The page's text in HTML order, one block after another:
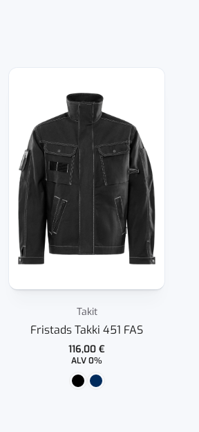
Takit
Fristads Takki 451 FAS
116,00€
ALV 0%